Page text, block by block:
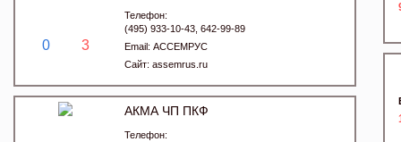
0 3
Телефон:
(495) 933-10-43, 642-99-89
Email: АССЕМРУС
Сайт: assemrus.ru
АКМА ЧП ПКФ
Телефон: